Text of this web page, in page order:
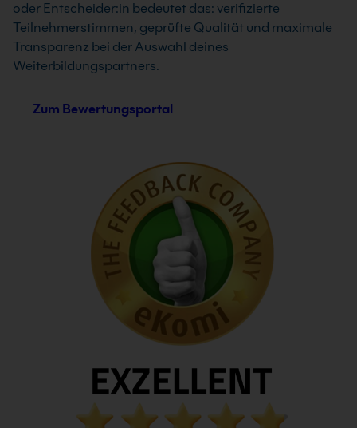
oder Entscheider:in bedeutet das: verifizierte
Teilnehmerstimmen, geprüfte Qualität und maximale
Transparenz bei der Auswahl deines
Weiterbildungspartners.
Zum Bewertungsportal